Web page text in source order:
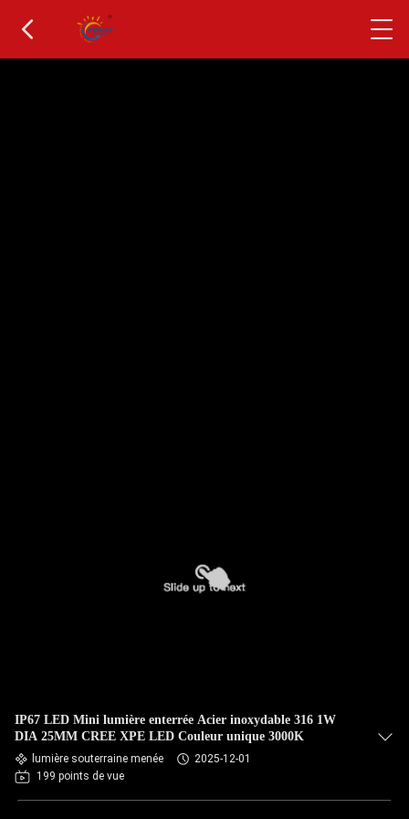
IP67 LED Mini lumière enterrée Acier inoxydable 316 1W
DIA 25MM CREE XPE LED Couleur unique 3000K
lumière souterraine menée
2025-12-01
199 points de vue